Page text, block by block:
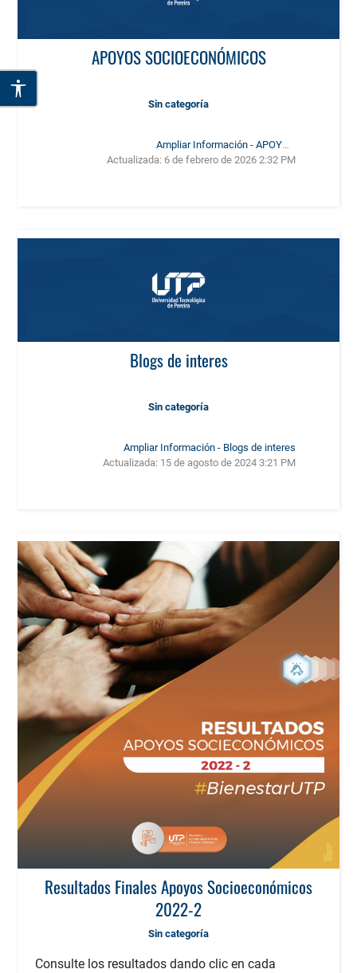
APOYOS SOCIOECONÓMICOS
Sin categoría
Ampliar Información - APOYOS
SOCIOECONÓMICOS
Actualizada: 6 de febrero de 2026 2:32 PM
Blogs de interes
Sin categoría
Ampliar Información - Blogs de interes
Actualizada: 15 de agosto de 2024 3:21 PM
Resultados Finales Apoyos Socioeconómicos
2022-2
Sin categoría
Consulte los resultados dando clic en cada